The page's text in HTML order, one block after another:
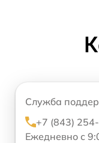
Служба
+7 (843)
Ежедневно с